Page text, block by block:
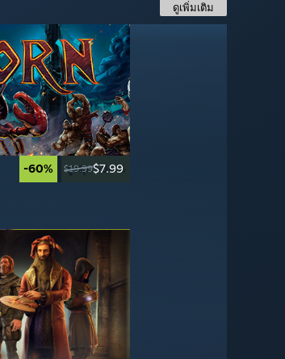
ดูเพิ่มเติม
-60% $19.99$7.99
สูงสุด -80%
-67% $49.99$16.49
-20% $49.99 $39.99
-20% $39.99$31.99
-50% $49.99 $24.99